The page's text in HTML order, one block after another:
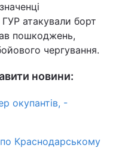
атакували борт
пошкоджень,
чергування.
новини:
окупантів, -
Краснодарському